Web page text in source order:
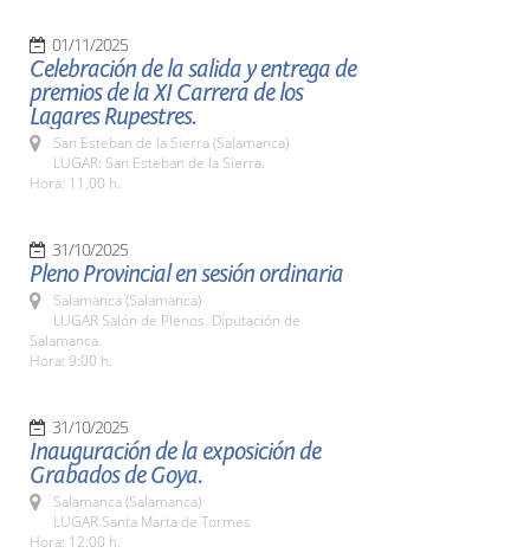
01/11/2025
Celebración de la salida y entrega de
premios de la XI Carrera de los
Lagares Rupestres.
San Esteban de la Sierra (Salamanca)
LUGAR: San Esteban de la Sierra.
Hora: 11,00 h.
31/10/2025
Pleno Provincial en sesión ordinaria
Salamanca (Salamanca)
LUGAR Salón de Plenos. Diputación de
Salamanca.
Hora: 9:00 h.
31/10/2025
Inauguración de la exposición de
Grabados de Goya.
Salamanca (Salamanca)
LUGAR Santa Marta de Tormes
Hora: 12:00 h.